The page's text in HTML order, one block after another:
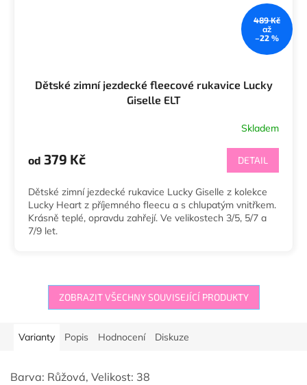
489 Kč
až
–22 %
Dětské zimní jezdecké fleecové rukavice Lucky
Giselle ELT
Skladem
od 379 Kč DETAIL
Dětské zimní jezdecké rukavice Lucky Giselle z kolekce
Lucky Heart z příjemného fleecu a s chlupatým vnitřkem.
Krásně teplé, opravdu zahřejí. Ve velikostech 3/5, 5/7 a
7/9 let.
ZOBRAZIT VŠECHNY SOUVISEJÍCÍ PRODUKTY
Varianty Popis Hodnocení Diskuze
Barva: Růžová, Velikost: 38